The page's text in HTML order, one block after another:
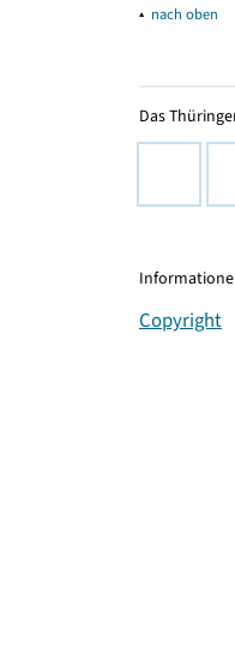
▴ nach oben
Das
Copyright